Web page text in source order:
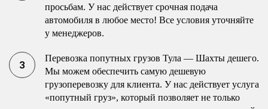
просьбам. У нас действует срочная подача
автомобиля в любое место! Все условия уточняйте
у менеджеров.
Перевозка попутных грузов Тула — Шахты дешего.
Мы можем обеспечить самую дешевую
грузоперевозку для клиента. У нас действует услуга
«попутный груз», который позволяет не только